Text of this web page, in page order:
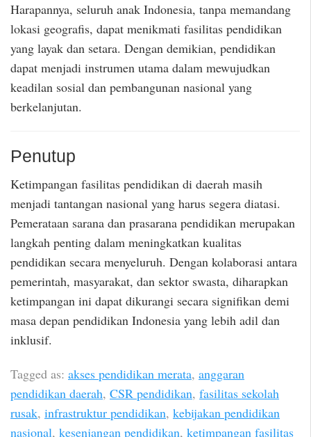
Harapannya, seluruh anak Indonesia, tanpa memandang
lokasi geografis, dapat menikmati fasilitas pendidikan
yang layak dan setara. Dengan demikian, pendidikan
dapat menjadi instrumen utama dalam mewujudkan
keadilan sosial dan pembangunan nasional yang
berkelanjutan.
Penutup
Ketimpangan fasilitas pendidikan di daerah masih
menjadi tantangan nasional yang harus segera diatasi.
Pemerataan sarana dan prasarana pendidikan merupakan
langkah penting dalam meningkatkan kualitas
pendidikan secara menyeluruh. Dengan kolaborasi antara
pemerintah, masyarakat, dan sektor swasta, diharapkan
ketimpangan ini dapat dikurangi secara signifikan demi
masa depan pendidikan Indonesia yang lebih adil dan
inklusif.
Tagged as: akses pendidikan merata, anggaran
pendidikan daerah, CSR pendidikan, fasilitas sekolah
rusak, infrastruktur pendidikan, kebijakan pendidikan
nasional, kesenjangan pendidikan, ketimpangan fasilitas